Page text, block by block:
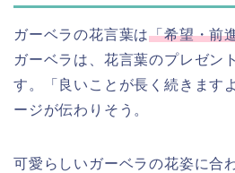
ガーベラの花言葉は「希望・前
ガーベラは、花言葉のプレゼン
す。「良いことが長く続きます
ージが伝わりそう。
可愛らしいガーベラの花姿に合